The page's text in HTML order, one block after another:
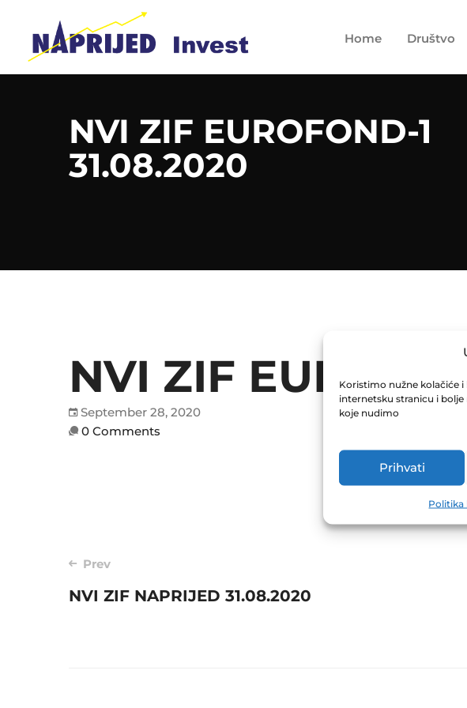
Koristimo nužne kolačiće
internetsku stranicu i
koje nudimo
Prihvati
Politika
Home Društvo
NVI ZIF EUROFOND-1
31.08.2020
NVI ZIF
September 28, 2020
0 Comments
Post
navigation
Prev
NVI ZIF NAPRIJED 31.08.2020